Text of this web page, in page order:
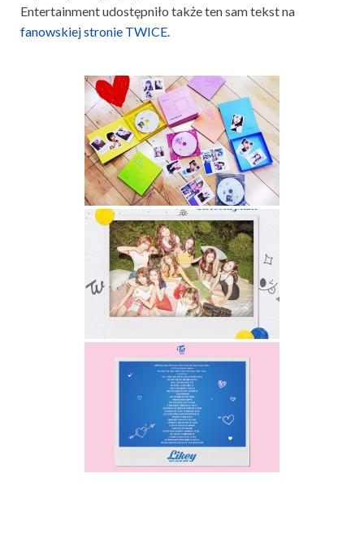
Entertainment udostępniło także ten sam tekst na
fanowskiej stronie TWICE.